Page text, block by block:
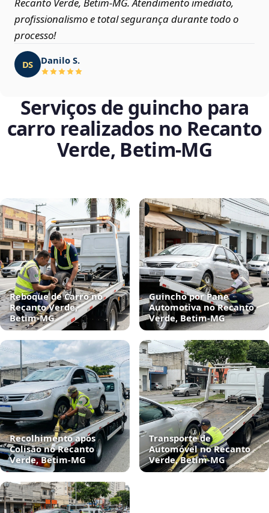
Recanto Verde, Betim‑MG. Atendimento imediato,
profissionalismo e total segurança durante todo o
processo!
DS Danilo S.
Serviços de guincho para
carro realizados no Recanto
Verde, Betim‑MG
Reboque de Carro no
Recanto Verde,
Betim‑MG
Guincho por Pane
Automotiva no Recanto
Verde, Betim‑MG
Recolhimento após
Colisão no Recanto
Verde, Betim‑MG
Transporte de
Automóvel no Recanto
Verde, Betim‑MG